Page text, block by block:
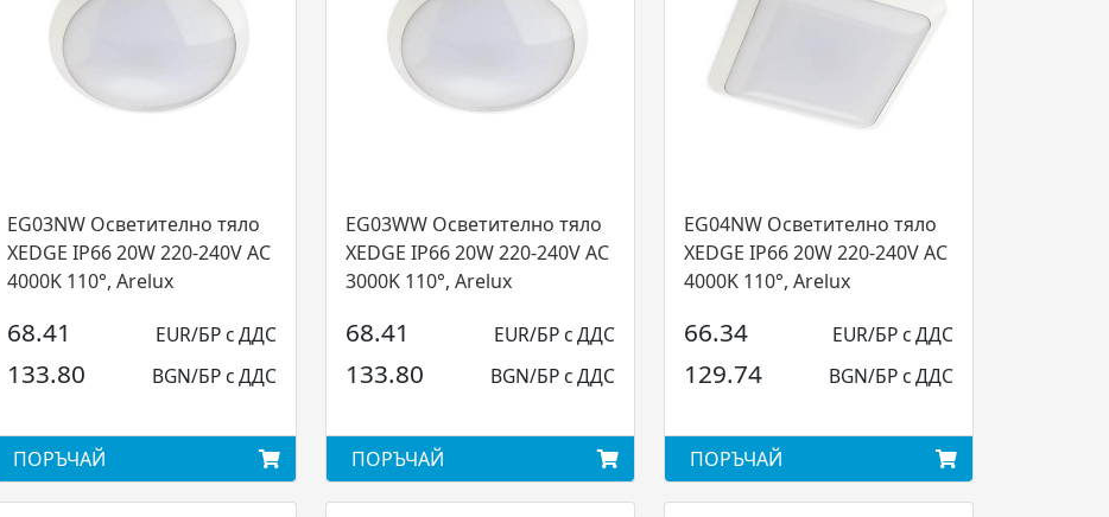
EG03NW Осветително тяло
XEDGE IP66 20W 220-240V AC
4000K 110°, Arelux
68.41 EUR/БР с ДДС
133.80 BGN/БР с ДДС
ПОРЪЧАЙ
EG03WW Осветително тяло
XEDGE IP66 20W 220-240V AC
3000K 110°, Arelux
68.41 EUR/БР с ДДС
133.80 BGN/БР с ДДС
ПОРЪЧАЙ
EG04NW Осветително тяло
XEDGE IP66 20W 220-240V AC
4000K 110°, Arelux
66.34 EUR/БР с ДДС
129.74 BGN/БР с ДДС
ПОРЪЧАЙ